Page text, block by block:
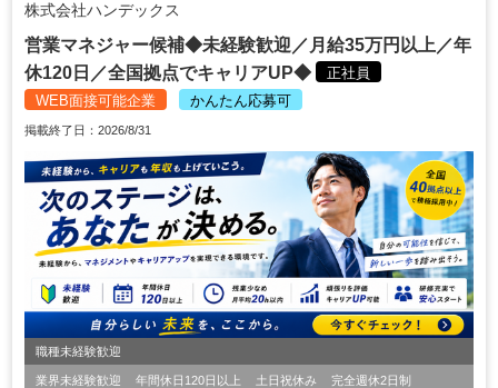
株式会社ハンデックス
営業マネジャー候補◆未経験歓迎／月給35万円以上／年
休120日／全国拠点でキャリアUP◆
正社員
WEB面接可能企業
かんたん応募可
掲載終了日：2026/8/31
職種未経験歓迎
業界未経験歓迎 年間休日120日以上 土日祝休み
完全週休2日制